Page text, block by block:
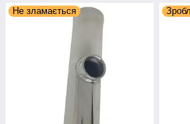
Не зламається